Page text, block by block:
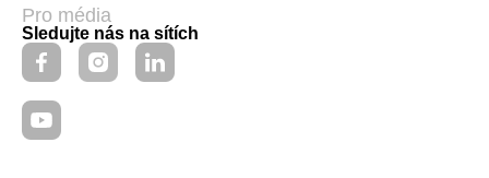
Pro média
Sledujte nás na sítích